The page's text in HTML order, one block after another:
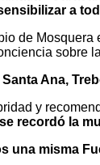
a
de
sobre
Ana,
y
recordó la
una misma